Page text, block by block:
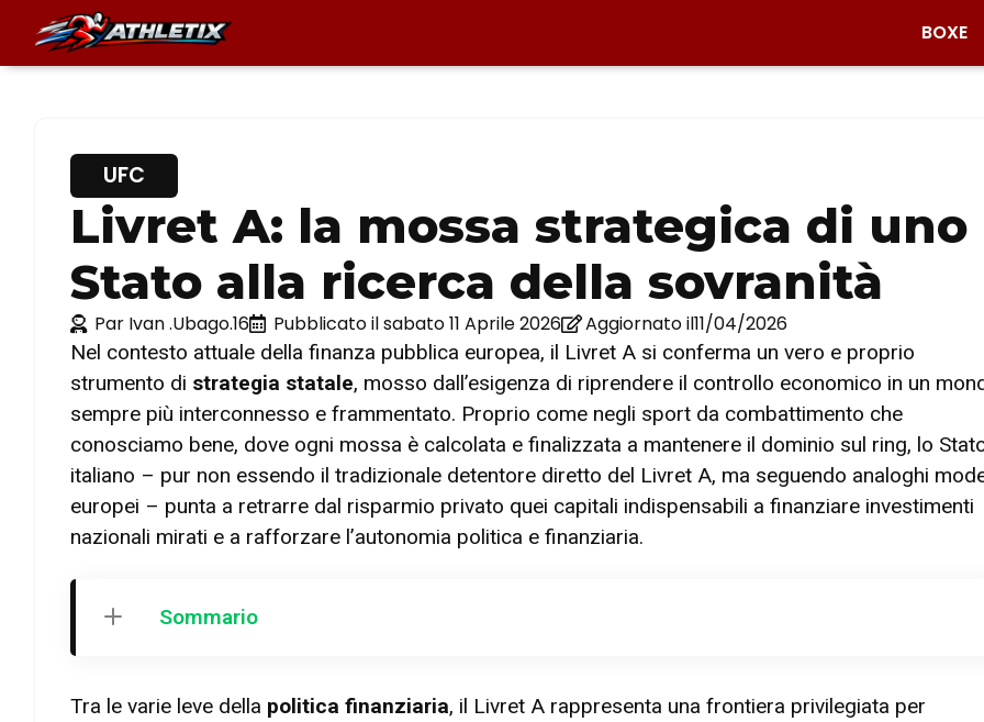
BOXE
UFC
Livret A: la mossa strategica di uno
Stato alla ricerca della sovranità
Par Ivan .Ubago.16 Pubblicato ilsabato 11 Aprile 2026
Aggiornato il11/04/2026
Nel contesto attuale della finanza pubblica europea, il Livret A si conferma un vero e proprio
strumento di strategia statale, mosso dall’esigenza di riprendere il controllo economico in un
sempre più interconnesso e frammentato. Proprio come negli sport da combattimento che
conosciamo bene, dove ogni mossa è calcolata e finalizzata a mantenere il dominio sul ring, lo
italiano – pur non essendo il tradizionale detentore diretto del Livret A, ma seguendo analoghi
europei – punta a retrarre dal risparmio privato quei capitali indispensabili a finanziare investimenti
nazionali mirati e a rafforzare l’autonomia politica e finanziaria.
Sommario
Tra le varie leve della politica finanziaria, il Livret A rappresenta una frontiera privilegiata per